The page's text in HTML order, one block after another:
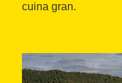
cuina gran.